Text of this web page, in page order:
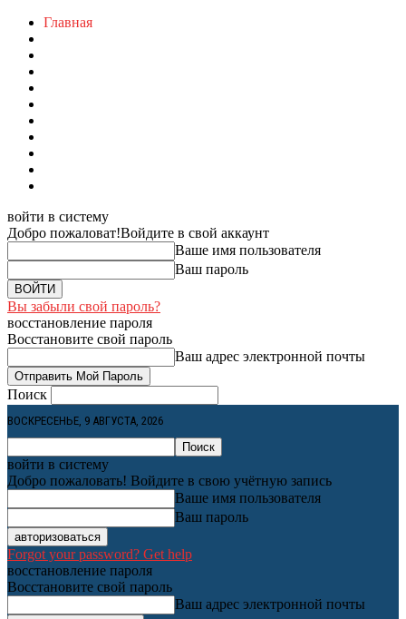
Главная
войти в систему
Добро пожаловат!Войдите в свой аккаунт
Ваше имя пользователя
Ваш пароль
Вы забыли свой пароль?
восстановление пароля
Восстановите свой пароль
Ваш адрес электронной почты
Поиск
ВОСКРЕСЕНЬЕ, 9 АВГУСТА, 2026
войти в систему
Добро пожаловать! Войдите в свою учётную запись
Ваше имя пользователя
Ваш пароль
Forgot your password? Get help
восстановление пароля
Восстановите свой пароль
Ваш адрес электронной почты